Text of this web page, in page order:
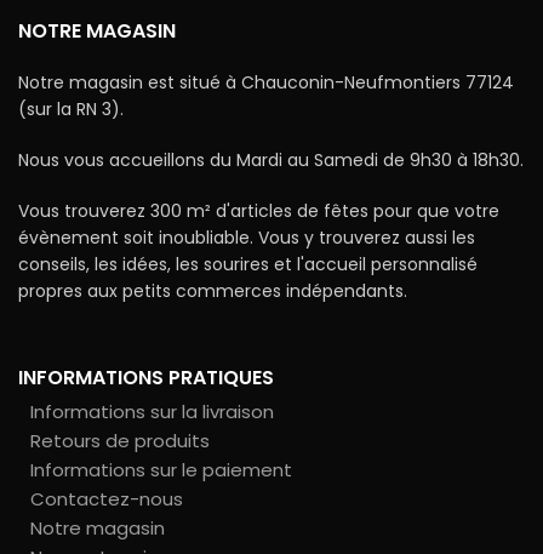
NOTRE MAGASIN
Notre magasin est situé à Chauconin-Neufmontiers 77124
(sur la RN 3).
Nous vous accueillons du Mardi au Samedi de 9h30 à 18h30.
Vous trouverez 300 m² d'articles de fêtes pour que votre
évènement soit inoubliable. Vous y trouverez aussi les
conseils, les idées, les sourires et l'accueil personnalisé
propres aux petits commerces indépendants.
INFORMATIONS PRATIQUES
Informations sur la livraison
Retours de produits
Informations sur le paiement
Contactez-nous
Notre magasin